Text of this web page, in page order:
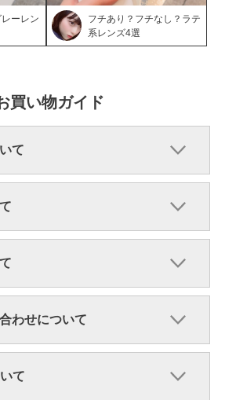
ーレン
フチあり？フチなし？ラテ
系レンズ4選
買い物ガイド
て
わせについて
て